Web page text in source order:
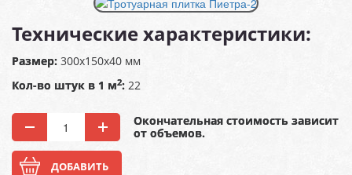
Технические характеристики:
Размер: 300х150х40 мм
Кол-во штук в 1 м2: 22
Окончательная стоимость зависит
от объемов.
ДОБАВИТЬ